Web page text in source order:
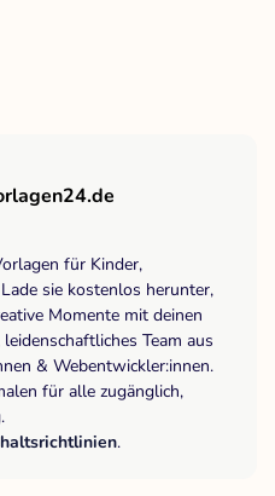
für Kinder,
sie kostenlos herunter,
Momente mit deinen
Team aus
& Webentwickler:innen.
für alle zugänglich,
.